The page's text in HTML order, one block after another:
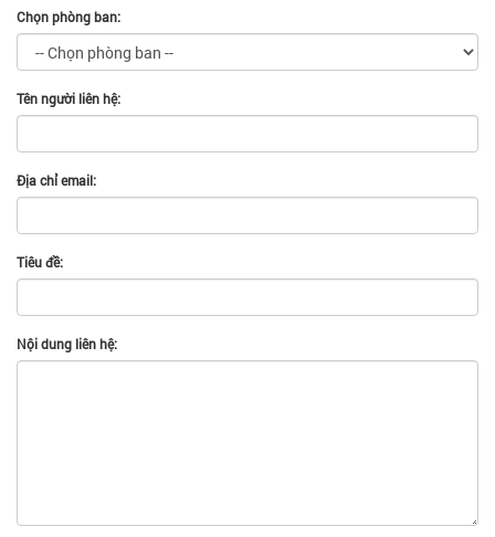
Chọn phòng ban:
Tên người liên hệ:
Địa chỉ email:
Tiêu đề:
Nội dung liên hệ: